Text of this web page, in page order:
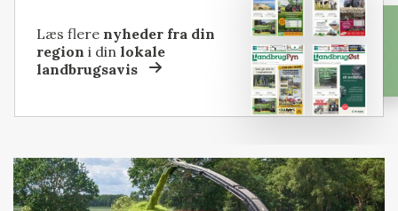
Læs flere nyheder fra din
region i dinlokale
landbrugsavis